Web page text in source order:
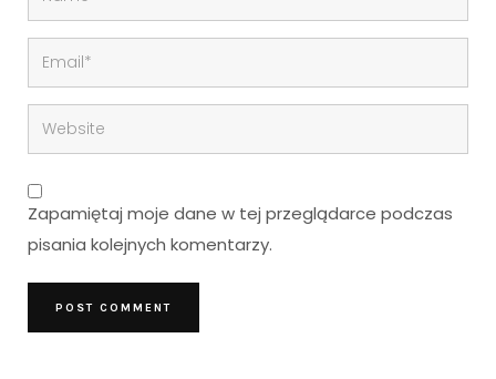
Zapamiętaj moje dane w tej przeglądarce podczas
pisania kolejnych komentarzy.